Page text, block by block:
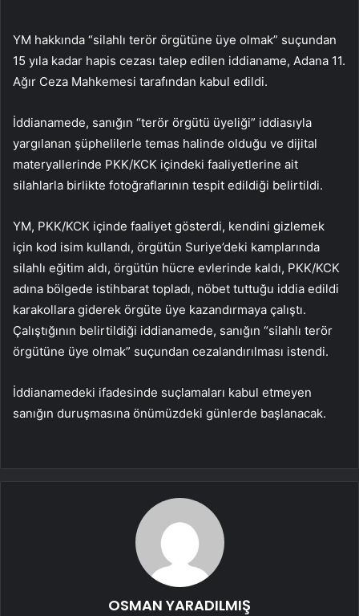
YM hakkında “silahlı terör örgütüne üye olmak” suçundan
15 yıla kadar hapis cezası talep edilen iddianame, Adana 11.
Ağır Ceza Mahkemesi tarafından kabul edildi.
İddianamede, sanığın “terör örgütü üyeliği” iddiasıyla
yargılanan şüphelilerle temas halinde olduğu ve dijital
materyallerinde PKK/KCK içindeki faaliyetlerine ait
silahlarla birlikte fotoğraflarının tespit edildiği belirtildi.
YM, PKK/KCK içinde faaliyet gösterdi, kendini gizlemek
için kod isim kullandı, örgütün Suriye’deki kamplarında
silahlı eğitim aldı, örgütün hücre evlerinde kaldı, PKK/KCK
adına bölgede istihbarat topladı, nöbet tuttuğu iddia edildi
karakollara giderek örgüte üye kazandırmaya çalıştı.
Çalıştığının belirtildiği iddianamede, sanığın “silahlı terör
örgütüne üye olmak” suçundan cezalandırılması istendi.
İddianamedeki ifadesinde suçlamaları kabul etmeyen
sanığın duruşmasına önümüzdeki günlerde başlanacak.
OSMAN YARADILMIŞ